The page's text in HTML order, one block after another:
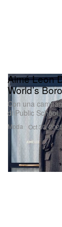
Moda
Aimé Leon
World’s
Con una
di Public
Oct 30,